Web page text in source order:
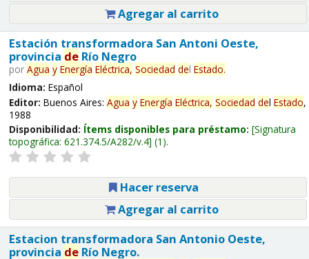
Agregar al carrito
Estación transformadora San Antoni Oeste,
provincia deRío Negro
por Agua y Energía Eléctrica, Sociedad del Estado.
Idioma: Español
Editor: Buenos Aires: Agua y Energía Eléctrica, Sociedad del Estado,
1988
Disponibilidad: Ítems disponibles para préstamo: Signatura
topográfica: 621.374.5/A282/v.4 (1).
Hacer reserva
Agregar al carrito
Estacion transformadora San Antonio Oeste,
provincia deRío Negro.